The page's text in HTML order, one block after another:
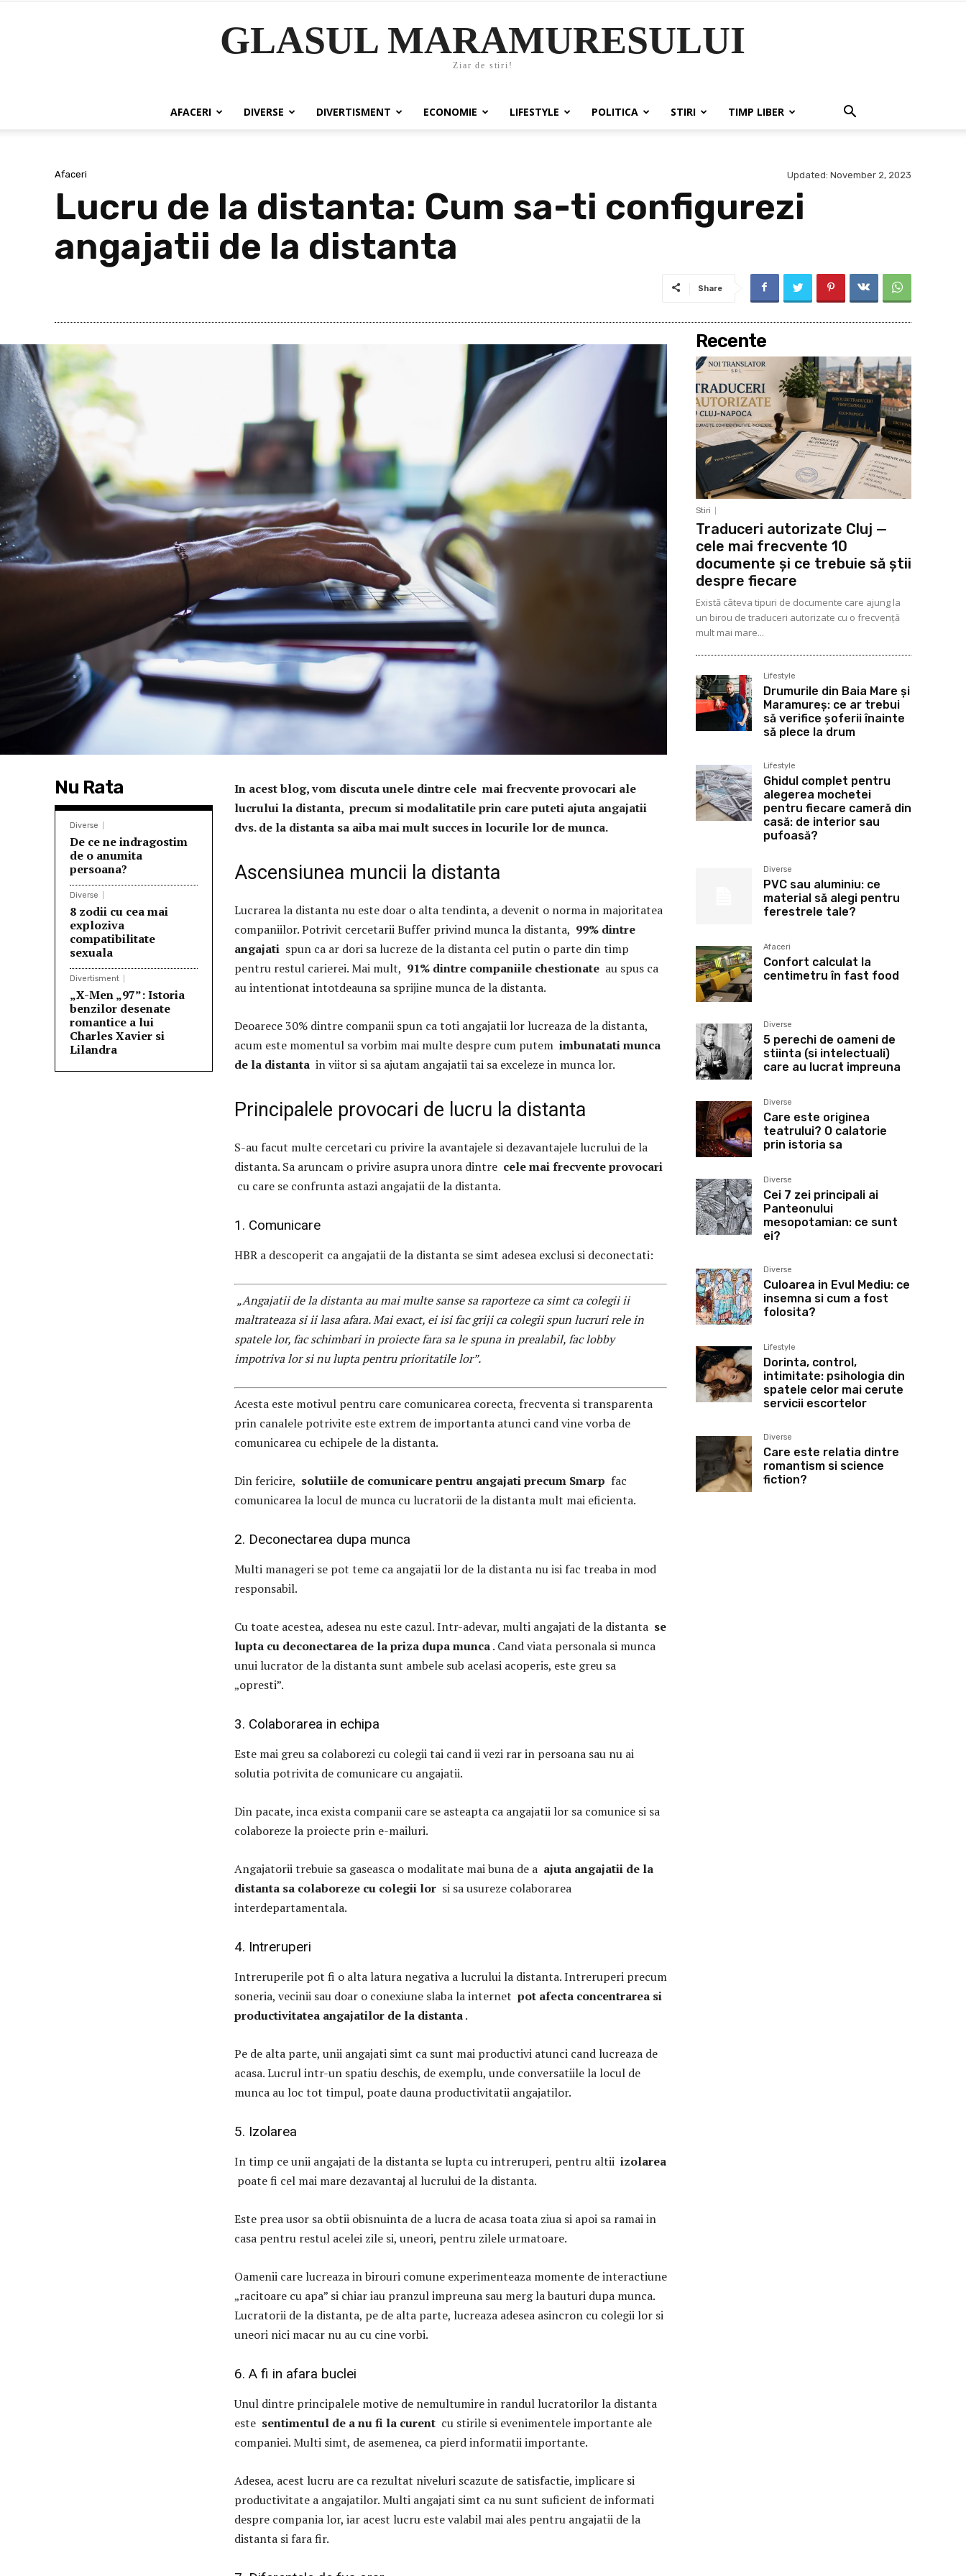
GLASUL MARAMURESULUI
Ziar de stiri!
AFACERI DIVERSE DIVERTISMENT ECONOMIE LIFESTYLE POLITICA STIRI TIMP LIBER
Afaceri Updated: November 2, 2023
Lucru de la distanta: Cum sa-ti configurezi
angajatii de la distanta
Share
Nu Rata
Diverse
De ce ne indragostim
de o anumita
persoana?
Diverse
8 zodii cu cea mai
exploziva
compatibilitate
sexuala
Divertisment
„X-Men „97”: Istoria
benzilor desenate
romantice a lui
Charles Xavier si
Lilandra
In acest blog, vom discuta unele dintre cele mai frecvente provocari ale
lucrului la distanta, precum si modalitatile prin care puteti ajuta angajatii
dvs. de la distanta sa aiba mai mult succes in locurile lor de munca.
Ascensiunea muncii la distanta
Lucrarea la distanta nu este doar o alta tendinta, a devenit o norma in majoritatea
companiilor. Potrivit cercetarii Buffer privind munca la distanta, 99% dintre
angajati spun ca ar dori sa lucreze de la distanta cel putin o parte din timp
pentru restul carierei. Mai mult, 91% dintre companiile chestionate au spus ca
au intentionat intotdeauna sa sprijine munca de la distanta.
Deoarece 30% dintre companii spun ca toti angajatii lor lucreaza de la distanta,
acum este momentul sa vorbim mai multe despre cum putem imbunatati munca
de la distanta in viitor si sa ajutam angajatii tai sa exceleze in munca lor.
Principalele provocari de lucru la distanta
S-au facut multe cercetari cu privire la avantajele si dezavantajele lucrului de la
distanta. Sa aruncam o privire asupra unora dintre cele mai frecvente provocari
cu care se confrunta astazi angajatii de la distanta.
1. Comunicare
HBR a descoperit ca angajatii de la distanta se simt adesea exclusi si deconectati:
„Angajatii de la distanta au mai multe sanse sa raporteze ca simt ca colegii ii
maltrateaza si ii lasa afara. Mai exact, ei isi fac griji ca colegii spun lucruri rele in
spatele lor, fac schimbari in proiecte fara sa le spuna in prealabil, fac lobby
impotriva lor si nu lupta pentru prioritatile lor”.
Acesta este motivul pentru care comunicarea corecta, frecventa si transparenta
prin canalele potrivite este extrem de importanta atunci cand vine vorba de
comunicarea cu echipele de la distanta.
Din fericire, solutiile de comunicare pentru angajati precum Smarp fac
comunicarea la locul de munca cu lucratorii de la distanta mult mai eficienta.
2. Deconectarea dupa munca
Multi manageri se pot teme ca angajatii lor de la distanta nu isi fac treaba in mod
responsabil.
Cu toate acestea, adesea nu este cazul. Intr-adevar, multi angajati de la distanta se
lupta cu deconectarea de la priza dupa munca. Cand viata personala si munca
unui lucrator de la distanta sunt ambele sub acelasi acoperis, este greu sa
„opresti”.
3. Colaborarea in echipa
Este mai greu sa colaborezi cu colegii tai cand ii vezi rar in persoana sau nu ai
solutia potrivita de comunicare cu angajatii.
Din pacate, inca exista companii care se asteapta ca angajatii lor sa comunice si sa
colaboreze la proiecte prin e-mailuri.
Angajatorii trebuie sa gaseasca o modalitate mai buna de a ajuta angajatii de la
distanta sa colaboreze cu colegii lor si sa usureze colaborarea
interdepartamentala.
4. Intreruperi
Intreruperile pot fi o alta latura negativa a lucrului la distanta. Intreruperi precum
soneria, vecinii sau doar o conexiune slaba la internet pot afecta concentrarea si
productivitatea angajatilor de la distanta.
Pe de alta parte, unii angajati simt ca sunt mai productivi atunci cand lucreaza de
acasa. Lucrul intr-un spatiu deschis, de exemplu, unde conversatiile la locul de
munca au loc tot timpul, poate dauna productivitatii angajatilor.
5. Izolarea
In timp ce unii angajati de la distanta se lupta cu intreruperi, pentru altii izolarea
poate fi cel mai mare dezavantaj al lucrului de la distanta.
Este prea usor sa obtii obisnuinta de a lucra de acasa toata ziua si apoi sa ramai in
casa pentru restul acelei zile si, uneori, pentru zilele urmatoare.
Oamenii care lucreaza in birouri comune experimenteaza momente de interactiune
„racitoare cu apa” si chiar iau pranzul impreuna sau merg la bauturi dupa munca.
Lucratorii de la distanta, pe de alta parte, lucreaza adesea asincron cu colegii lor si
uneori nici macar nu au cu cine vorbi.
6. A fi in afara buclei
Unul dintre principalele motive de nemultumire in randul lucratorilor la distanta
este sentimentul de a nu fi la curent cu stirile si evenimentele importante ale
companiei. Multi simt, de asemenea, ca pierd informatii importante.
Adesea, acest lucru are ca rezultat niveluri scazute de satisfactie, implicare si
productivitate a angajatilor. Multi angajati simt ca nu sunt suficient de informati
despre compania lor, iar acest lucru este valabil mai ales pentru angajatii de la
distanta si fara fir.
Recente
Stiri
Traduceri autorizate Cluj —
cele mai frecvente 10
documente și ce trebuie să știi
despre fiecare
Există câteva tipuri de documente care ajung la
un birou de traduceri autorizate cu o frecvență
mult mai mare...
Lifestyle
Drumurile din Baia Mare și
Maramureș: ce ar trebui
să verifice șoferii înainte
să plece la drum
Lifestyle
Ghidul complet pentru
alegerea mochetei
pentru fiecare cameră din
casă: de interior sau
pufoasă?
Diverse
PVC sau aluminiu: ce
material să alegi pentru
ferestrele tale?
Afaceri
Confort calculat la
centimetru în fast food
Diverse
5 perechi de oameni de
stiinta (si intelectuali)
care au lucrat impreuna
Diverse
Care este originea
teatrului? O calatorie
prin istoria sa
Diverse
Cei 7 zei principali ai
Panteonului
mesopotamian: ce sunt
ei?
Diverse
Culoarea in Evul Mediu: ce
insemna si cum a fost
folosita?
Lifestyle
Dorinta, control,
intimitate: psihologia din
spatele celor mai cerute
servicii escortelor
Diverse
Care este relatia dintre
romantism si science
fiction?